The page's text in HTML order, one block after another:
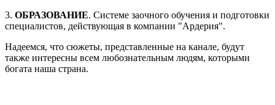
3. ОБРАЗОВАНИЕ. Системе заочного обучения и подготовки
специалистов, действующая в компании "Ардерия".
Надеемся, что сюжеты, представленные на канале, будут
также интересны всем любознательным людям, которыми
богата наша страна.